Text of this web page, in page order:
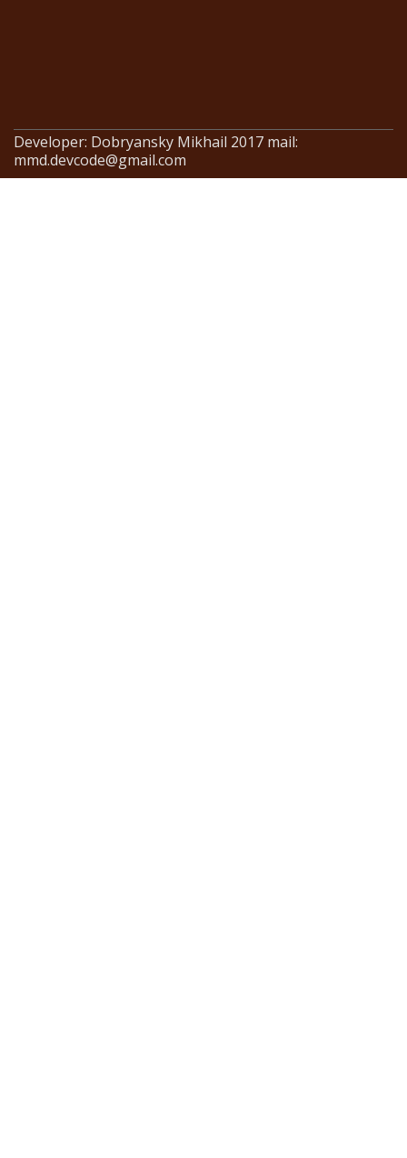
Developer: Dobryansky Mikhail 2017 mail:
mmd.devcode@gmail.com